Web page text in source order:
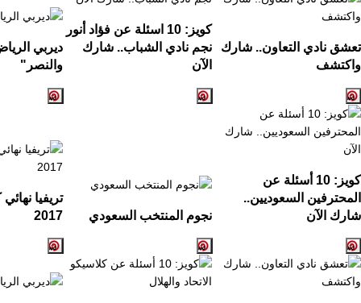
تعشق نادي التعاون.. شارك
واكتشف
كويز: 10 اسئلة عن فؤاد أنور
نجم نادي الشباب.. شارك
الآن
ديربي
والنصر "
كويز: 10 أسئلة عن
المحترفين السعوديين..
شارك الآن
نجوم المنتخب السعودي
تريفيا
2017